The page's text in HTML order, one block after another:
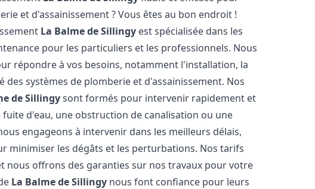
et d'assainissement ? Vous êtes au bon endroit !
La Balme de Sillingy est spécialisée dans les
pour les particuliers et les professionnels. Nous
répondre à vos besoins, notamment l'installation, la
systèmes de plomberie et d'assainissement. Nos
de Sillingysont formés pour intervenir rapidement et
d'eau, une obstruction de canalisation ou une
engageons à intervenir dans les meilleurs délais,
minimiser les dégâts et les perturbations. Nos tarifs
nous offrons des garanties sur nos travaux pour votre
La Balme de Sillingy nous font confiance pour leurs